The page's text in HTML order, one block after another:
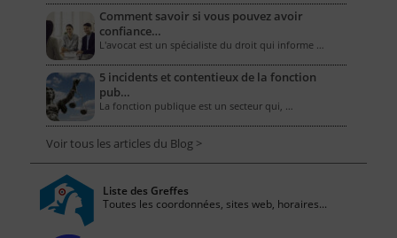
Comment savoir si vous pouvez avoir
confiance…
L'avocat est un spécialiste du droit qui informe …
5 incidents et contentieux de la fonction
pub…
La fonction publique est un secteur qui, …
Voir tous les articles du Blog >
Liste des Greffes
Toutes les coordonnées, sites web, horaires...